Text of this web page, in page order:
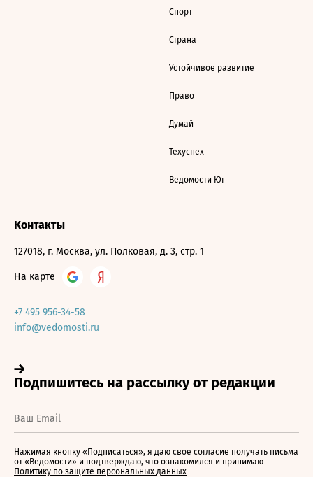
Спорт
Страна
Устойчивое развитие
Право
Думай
Техуспех
Ведомости Юг
Контакты
127018, г. Москва, ул. Полковая, д. 3, стр. 1
На карте
+7 495 956-34-58
info@vedomosti.ru
Нажимая кнопку «Подписаться», я даю свое согласие получать письма
от «Ведомости» и подтверждаю, что ознакомился и принимаю
Политику по защите персональных данных